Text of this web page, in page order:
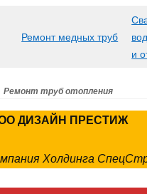
Ремонт медных труб
и
Ремонт труб отопления
ДИЗАЙН ПРЕСТИЖ
Холдинга